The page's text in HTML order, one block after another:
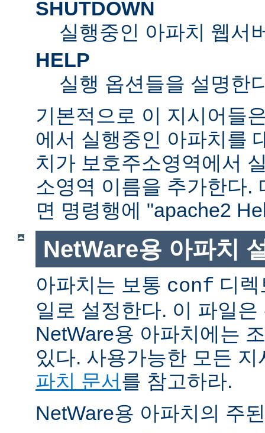
SHUTDOWN
실행중인 아파치 웹서
HELP
실행 옵션들을 설명한
기본적으로 이 지시어들
에서 실행중인 아파치를
치가 보호주소영역에서
소영역 이름을 추가한다.
면 명령행에 "apache2
NetWare용 아파치
아파치는 보통 conf 디
일로 설정한다. 이 파일
NetWare용 아파치에는
있다. 사용가능한 모든
파치 문서를 참고하라.
NetWare용 아파치의 주